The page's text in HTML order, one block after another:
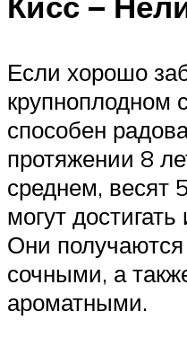
Если хорошо
крупноплодном
способен
протяжении 8
среднем, весят
могут
Они
сочными, а
ароматными.